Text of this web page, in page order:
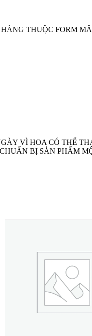
THUỘC FORM
VÌ HOA CÓ THỂ
BỊ SẢN PHẨM